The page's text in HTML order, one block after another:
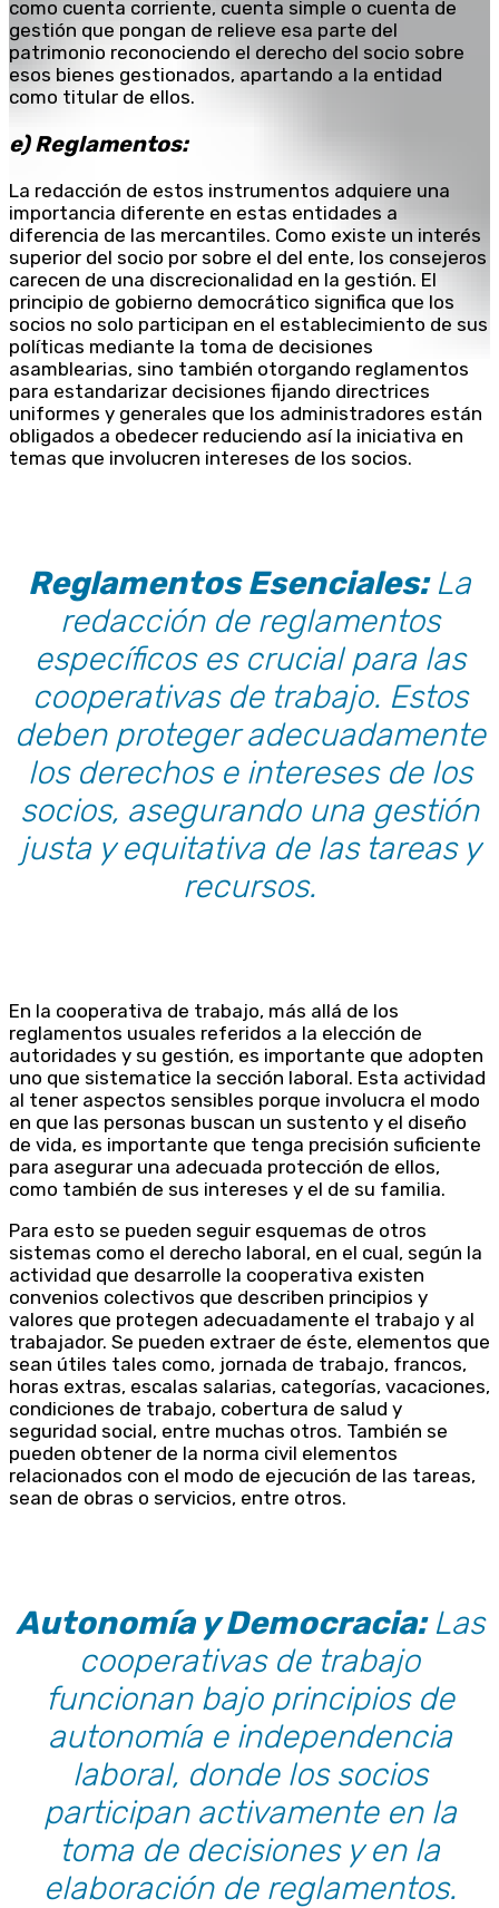
como cuenta corriente, cuenta simple o cuenta de
gestión que pongan de relieve esa parte del
patrimonio reconociendo el derecho del socio sobre
esos bienes gestionados, apartando a la entidad
como titular de ellos.
e) Reglamentos:
La redacción de estos instrumentos adquiere una
importancia diferente en estas entidades a
diferencia de las mercantiles. Como existe un interés
superior del socio por sobre el del ente, los consejeros
carecen de una discrecionalidad en la gestión. El
principio de gobierno democrático significa que los
socios no solo participan en el establecimiento de sus
políticas mediante la toma de decisiones
asamblearias, sino también otorgando reglamentos
para estandarizar decisiones fijando directrices
uniformes y generales que los administradores están
obligados a obedecer reduciendo así la iniciativa en
temas que involucren intereses de los socios.
Reglamentos Esenciales:La
redacción de reglamentos
específicos es crucial para las
cooperativas de trabajo. Estos
deben proteger adecuadamente
los derechos e intereses de los
socios, asegurando una gestión
justa y equitativa de las tareas y
recursos.
En la cooperativa de trabajo, más allá de los
reglamentos usuales referidos a la elección de
autoridades y su gestión, es importante que adopten
uno que sistematice la sección laboral. Esta actividad
al tener aspectos sensibles porque involucra el modo
en que las personas buscan un sustento y el diseño
de vida, es importante que tenga precisión suficiente
para asegurar una adecuada protección de ellos,
como también de sus intereses y el de su familia.
Para esto se pueden seguir esquemas de otros
sistemas como el derecho laboral, en el cual, según la
actividad que desarrolle la cooperativa existen
convenios colectivos que describen principios y
valores que protegen adecuadamente el trabajo y al
trabajador. Se pueden extraer de éste, elementos que
sean útiles tales como, jornada de trabajo, francos,
horas extras, escalas salarias, categorías, vacaciones,
condiciones de trabajo, cobertura de salud y
seguridad social, entre muchas otros. También se
pueden obtener de la norma civil elementos
relacionados con el modo de ejecución de las tareas,
sean de obras o servicios, entre otros.
Autonomía y Democracia:Las
cooperativas de trabajo
funcionan bajo principios de
autonomía e independencia
laboral, donde los socios
participan activamente en la
toma de decisiones y en la
elaboración de reglamentos.